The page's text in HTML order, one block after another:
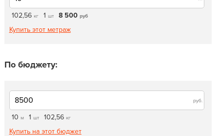
102,56 кг 1 шт 8 500 руб
Купить этот метраж
По бюджету:
руб.
10 м 1 шт 102,56 кг
Купить на этот бюджет